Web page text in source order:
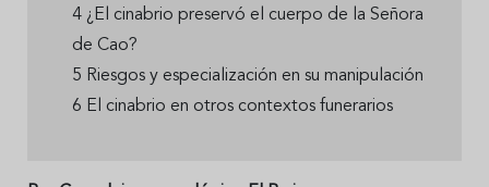
4 ¿El cinabrio preservó el cuerpo de la Señora
de Cao?
5 Riesgos y especialización en su manipulación
6 El cinabrio en otros contextos funerarios